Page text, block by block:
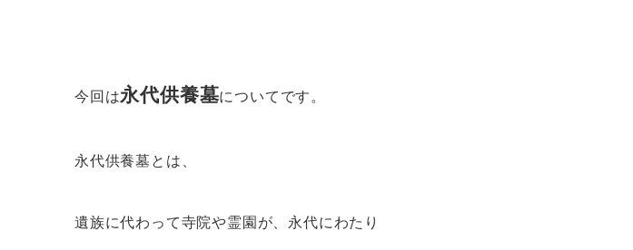
今回は永代供養墓についてです。
永代供養墓とは、
遺族に代わって寺院や霊園が、永代にわたり